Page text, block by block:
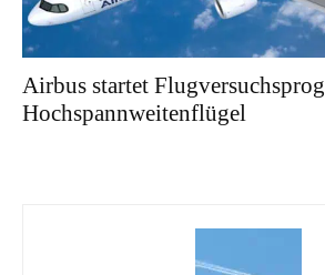
Airbus startet
Hochspannweitenflügel